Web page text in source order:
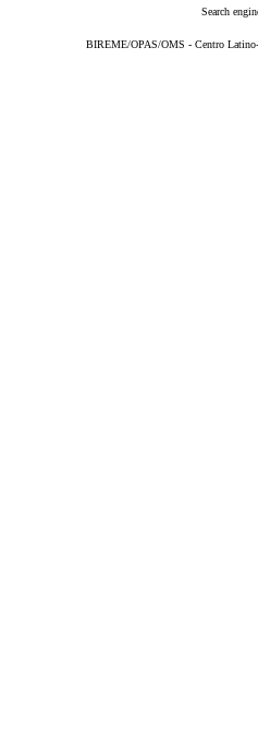
Search
BIREME/OPAS/OMS - Centro Latino-